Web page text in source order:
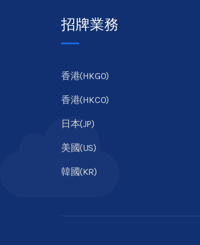
招牌業務
香港(HKGO)
香港(HKCO)
日本(JP)
美國(US)
韓國(KR)